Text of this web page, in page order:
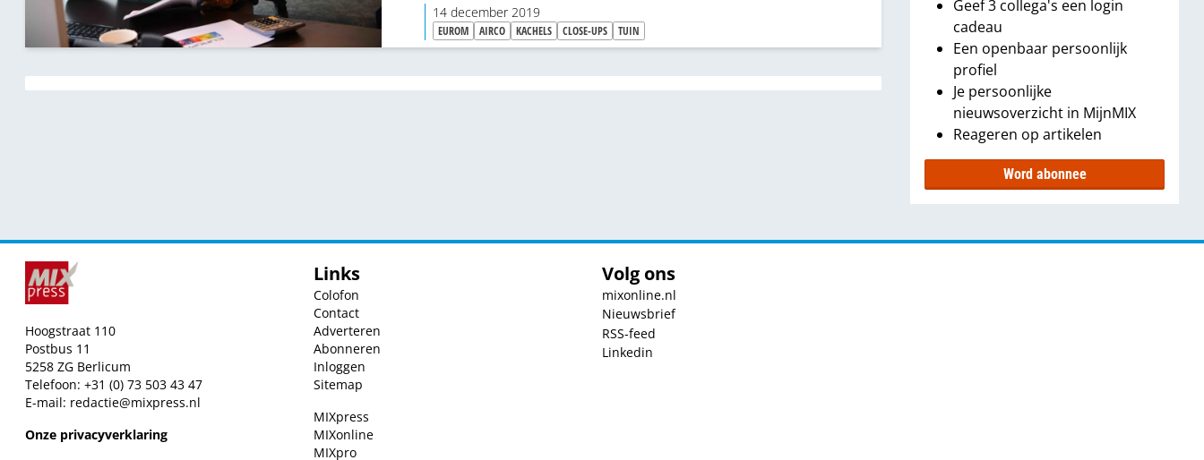
14 december 2019
EUROM AIRCO KACHELS CLOSE-UPS TUIN
Geef 3 collega's een login
cadeau
Een openbaar persoonlijk
profiel
Je persoonlijke
nieuwsoverzicht in MijnMIX
Reageren op artikelen
Word abonnee
Hoogstraat 110
Postbus 11
5258 ZG Berlicum
Telefoon: +31 (0) 73 503 43 47
E-mail: redactie@mixpress.nl
Onze privacyverklaring
Links
Colofon
Contact
Adverteren
Abonneren
Inloggen
Sitemap
MIXpress
MIXonline
MIXpro
Volg ons
mixonline.nl
Nieuwsbrief
RSS-feed
Linkedin